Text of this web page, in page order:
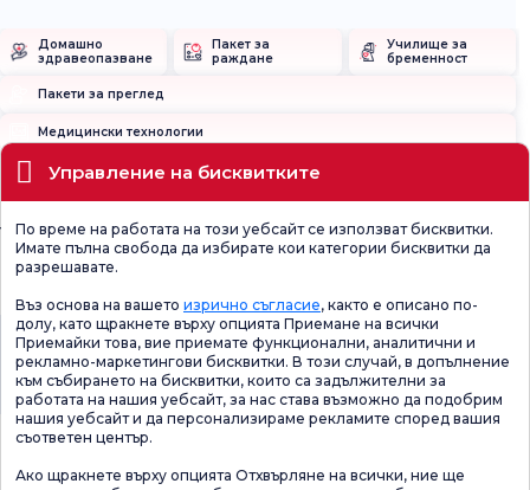
Домашно
здравеопазване
Пакет за
раждане
Училище за
бременност
Пакети за преглед
Медицински технологии
Местоположения
Текущо здравословно състояние
Анкета за общо
удовлетворение
Проверете
Анкетата за
удовлетвореност.
Анкета за
удовлетвореност
от промоцията
Управление на бисквитките
По време на работата на този уебсайт се използват бисквитки.
Имате пълна свобода да избирате кои категории бисквитки да
разрешавате.
Въз основа на вашето изрично съгласие, както е описано по-
долу, като щракнете върху опцията Приемане на всички
Приемайки това, вие приемате функционални, аналитични и
рекламно-маркетингови бисквитки. В този случай, в допълнение
към събирането на бисквитки, които са задължителни за
работата на нашия уебсайт, за нас става възможно да подобрим
нашия уебсайт и да персонализираме рекламите според вашия
съответен център.
Ако щракнете върху опцията Отхвърляне на всички, ние ще